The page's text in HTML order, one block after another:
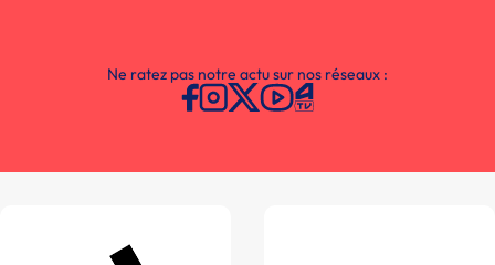
Ne ratez pas notre actu sur nos réseaux :